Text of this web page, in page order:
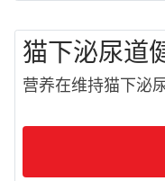
猫下泌尿道
营养在维持猫下泌